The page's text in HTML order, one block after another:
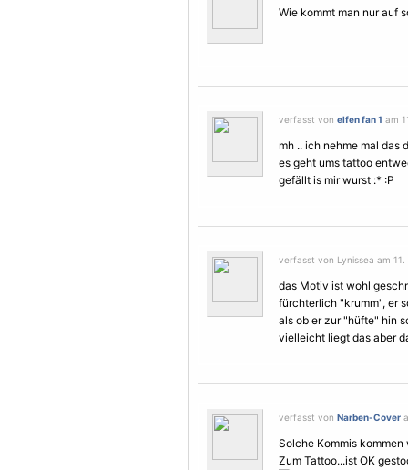
Wie kommt man nur auf
verfasst von elfen fan 1 am
mh .. ich nehme mal das
es geht ums tattoo
gefällt is mir wurst :* :P
verfasst von Lynissea am
das Motiv ist wohl
fürchterlich "krumm", er
als ob er zur "hüfte" hin
vielleicht liegt das aber
verfasst von Narben-Cover
Solche Kommis
Zum Tattoo...ist OK